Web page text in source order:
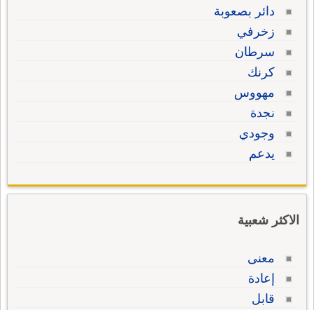
دائر بصعوبة
زخرفي
سرطان
كرنك
مهووس
نجدة
وجودي
يدعم
الاكثر شعبية
معنى
إعادة
قابل